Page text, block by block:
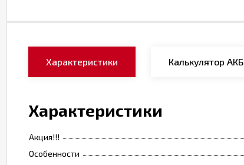
Характеристики Калькулятор АКБ
Характеристики
Акция!!!
Особенности